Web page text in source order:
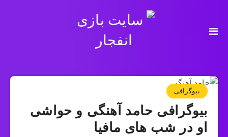
بیوگرافی
بیوگرافی حامد آهنگی و حواشی
او در شب های مافیا